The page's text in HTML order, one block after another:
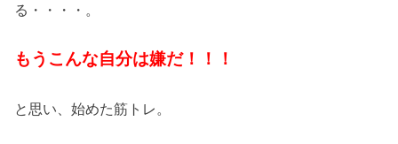
る・・・・。
もうこんな自分は嫌だ！！！
と思い、始めた筋トレ。